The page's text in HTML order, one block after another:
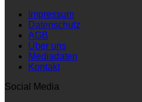
Impressum
Datenschutz
AGB
Über uns
Mediadaten
Kontakt
Social Media